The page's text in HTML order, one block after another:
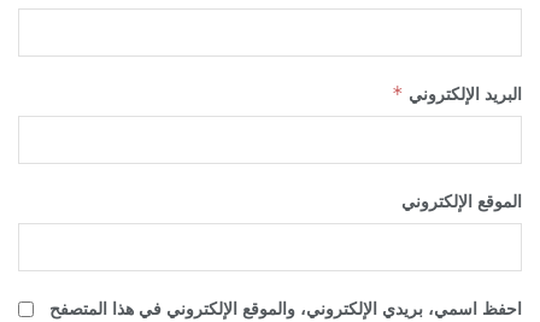
البريد الإلكتروني *
الموقع الإلكتروني
احفظ اسمي، بريدي الإلكتروني، والموقع الإلكتروني في هذا المتصفح